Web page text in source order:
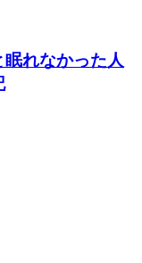
眠れなかった人